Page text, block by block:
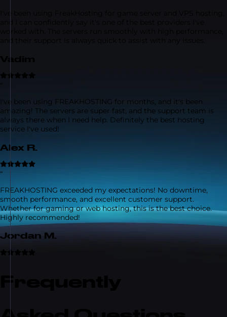
“
I've been using FREAKHOSTING for months, and it's been
amazing! The servers are super fast, and the support team is
always there when I need help. Definitely the best hosting
service I've used!
Alex R.
“
FREAKHOSTING exceeded my expectations! No downtime,
smooth performance, and excellent customer support.
Whether for gaming or web hosting, this is the best choice.
Highly recommended!
Jordan M.